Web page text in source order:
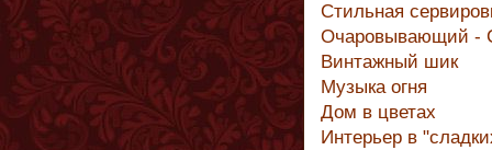
Стильная
Очаровывающий -
Винтажный шик
Музыка огня
Дом в цветах
Интерьер в